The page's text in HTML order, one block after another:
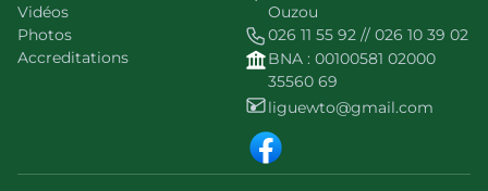
Vidéos
Photos
Accreditations
Ouzou
026 11 55 92 // 026 10 39 02
BNA : 00100581 02000
35560 69
liguewto@gmail.com